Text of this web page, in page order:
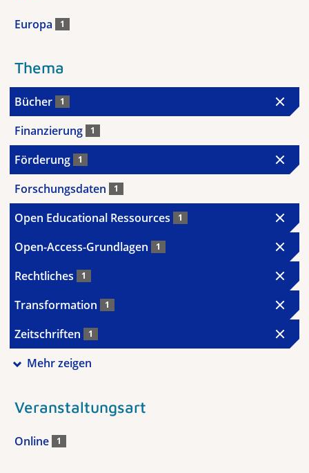
Europa 1
Thema
Bücher 1
Finanzierung 1
Förderung 1
Forschungsdaten 1
Open Educational Ressources 1
Open-Access-Grundlagen 1
Rechtliches 1
Transformation 1
Zeitschriften 1
Mehr zeigen
Veranstaltungsart
Online 1